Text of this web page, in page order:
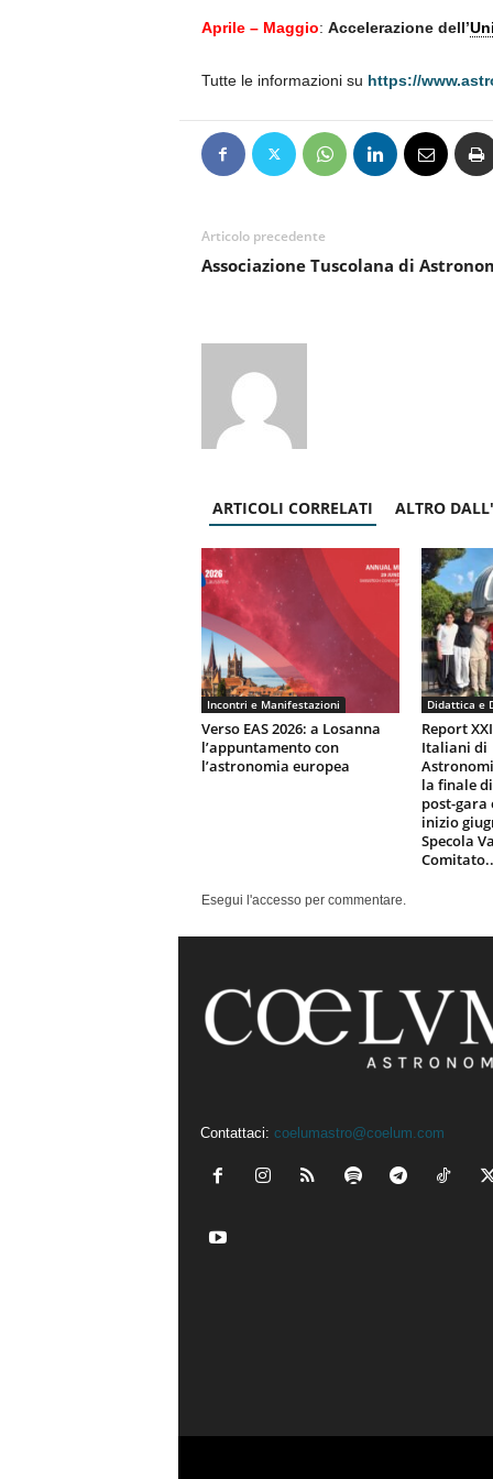
Aprile – Maggio: Accelerazione dell’
Tutte le informazioni su https://
Articolo precedente
Associazione Tuscolana di
ARTICOLI CORRELATI ALTRO
Incontri e Manifestazioni
Verso EAS 2026: a Losanna
l’appuntamento con
l’astronomia europea
Didattica e
Report
Italiani di
la finale
post-gara
inizio
Specola
Esegui l'accesso per commentare.
Contattaci: coelumastro@coelum.com